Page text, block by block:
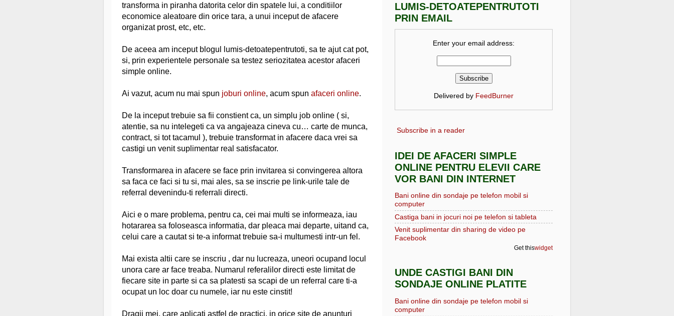
transforma in piranha datorita celor din spatele lui, a conditiilor
economice aleatoare din orice tara, a unui inceput de afacere
organizat prost, etc, etc.
De aceea am inceput blogul lumis-detoatepentrutoti, sa te ajut cat pot,
si, prin experientele personale sa testez seriozitatea acestor afaceri
simple online.
Ai vazut, acum nu mai spun joburi online, acum spun afaceri online.
De la inceput trebuie sa fii constient ca, un simplu job online ( si,
atentie, sa nu intelegeti ca va angajeaza cineva cu… carte de munca,
contract, si tot tacamul ), trebuie transformat in afacere daca vrei sa
castigi un venit suplimentar real satisfacator.
Transformarea in afacere se face prin invitarea si convingerea altora
sa faca ce faci si tu si, mai ales, sa se inscrie pe link-urile tale de
referral devenindu-ti referrali directi.
Aici e o mare problema, pentru ca, cei mai multi se informeaza, iau
hotararea sa foloseasca informatia, dar pleaca mai departe, uitand ca,
celui care a cautat si te-a informat trebuie sa-i multumesti intr-un fel.
Mai exista altii care se inscriu , dar nu lucreaza, uneori ocupand locul
unora care ar face treaba. Numarul referalilor directi este limitat de
fiecare site in parte si ca sa platesti sa scapi de un referral care ti-a
ocupat un loc doar cu numele, iar nu este cinstit!
Dragii mei, care aplicati astfel de practici, in orice site de anunturi
LUMIS-DETOATEPENTRUTOTI
PRIN EMAIL
Enter your email address:
Delivered by FeedBurner
Subscribe in a reader
IDEI DE AFACERI SIMPLE
ONLINE PENTRU ELEVII CARE
VOR BANI DIN INTERNET
Bani online din sondaje pe telefon mobil si
computer
Castiga bani in jocuri noi pe telefon si tableta
Venit suplimentar din sharing de video pe
Facebook
Get thiswidget
UNDE CASTIGI BANI DIN
SONDAJE ONLINE PLATITE
Bani online din sondaje pe telefon mobil si
computer